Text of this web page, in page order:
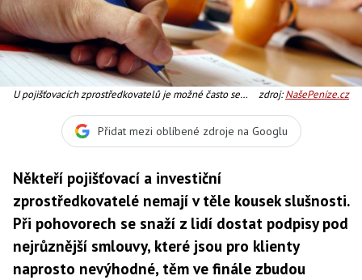
U pojišťovacích zprostředkovatelů je možné často se
pojištění ke spoření. Zde by se měli mít klienti obzvláště
na pozoru. Foto:SXC
zdroj:NašePeníze.cz
Přidat mezi oblíbené zdroje na Googlu
Někteří pojišťovací a investiční
zprostředkovatelé nemají v těle kousek slušnosti.
Při pohovorech se snaží z lidí dostat podpisy pod
nejrůznější smlouvy, které jsou pro klienty
naprosto nevýhodné, těm ve finále zbudou